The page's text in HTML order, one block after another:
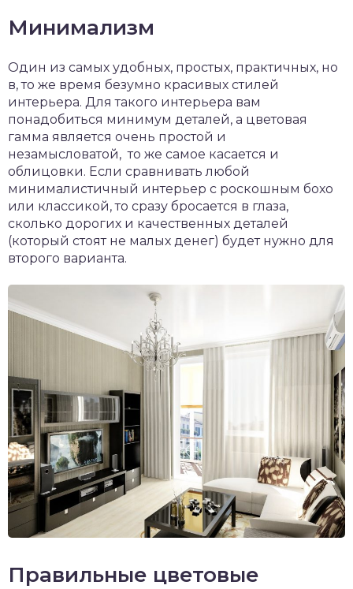
Минимализм
Один из самых удобных, простых, практичных, но
в, то же время безумно красивых стилей
интерьера. Для такого интерьера вам
понадобиться минимум деталей, а цветовая
гамма является очень простой и
незамысловатой, то же самое касается и
облицовки. Если сравнивать любой
минималистичный интерьер с роскошным бохо
или классикой, то сразу бросается в глаза,
сколько дорогих и качественных деталей
(который стоят не малых денег) будет нужно для
второго варианта.
Правильные цветовые